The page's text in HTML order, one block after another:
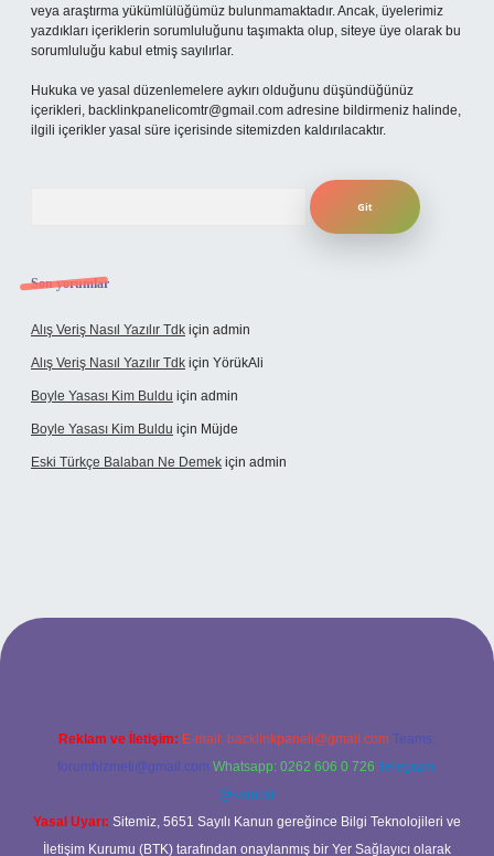
veya araştırma yükümlülüğümüz bulunmamaktadır. Ancak, üyelerimiz
yazdıkları içeriklerin sorumluluğunu taşımakta olup, siteye üye olarak bu
sorumluluğu kabul etmiş sayılırlar.
Hukuka ve yasal düzenlemelere aykırı olduğunu düşündüğünüz
içerikleri, backlinkpanelicomtr@gmail.com adresine bildirmeniz halinde,
ilgili içerikler yasal süre içerisinde sitemizden kaldırılacaktır.
Son yorumlar
Alış Veriş Nasıl Yazılır Tdk için admin
Alış Veriş Nasıl Yazılır Tdk için YörükAli
Boyle Yasası Kim Buldu için admin
Boyle Yasası Kim Buldu için Müjde
Eski Türkçe Balaban Ne Demek için admin
Reklam ve İletişim: E-mail: backlinkpaneli@gmail.com Teams:
forumhizmeti@gmail.com Whatsapp: 0262 606 0 726 Telegram:
@karabul
Yasal Uyarı: Sitemiz, 5651 Sayılı Kanun gereğince Bilgi Teknolojileri ve
İletişim Kurumu (BTK) tarafından onaylanmış bir Yer Sağlayıcı olarak